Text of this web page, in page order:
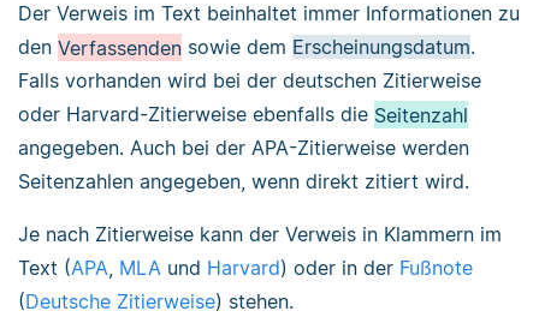
Der Verweis im Text beinhaltet immer Informationen zu
den Verfassenden sowie dem Erscheinungsdatum.
Falls vorhanden wird bei der deutschen Zitierweise
oder Harvard-Zitierweise ebenfalls die Seitenzahl
angegeben. Auch bei der APA-Zitierweise werden
Seitenzahlen angegeben, wenn direkt zitiert wird.
Je nach Zitierweise kann der Verweis in Klammern im
Text (APA, MLA und Harvard) oder in der Fußnote
(Deutsche Zitierweise) stehen.